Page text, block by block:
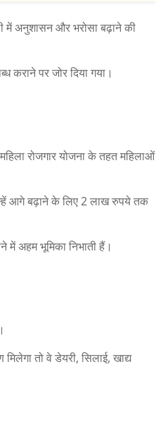
में अनुशासन और भरोसा बढ़ाने की
पर जोर दिया गया।
रोजगार योजना के तहत महिलाओं
आगे बढ़ाने के लिए 2 लाख रुपये तक
में अहम भूमिका निभाती हैं।
तो वे डेयरी, सिलाई, खाद्य